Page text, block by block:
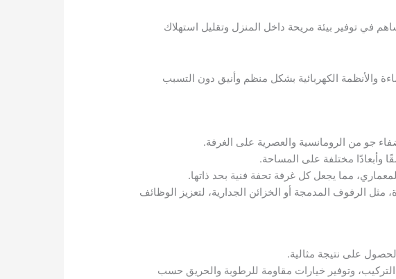
توفير بيئة مريحة داخل المنزل وتقليل استهلاك
والأنظمة الكهربائية بشكل منظم وأنيق دون التسبب
جو من الرومانسية والعصرية على الغرفة.
وأبعادًا مختلفة على المساحة.
مما يجعل كل غرفة تحفة فنية بحد ذاتها.
الرفوف المدمجة أو الخزائن الجدارية، لتعزيز الوظائف
على نتيجة مثالية.
وتوفير خيارات مقاومة للرطوبة والحريق حسب